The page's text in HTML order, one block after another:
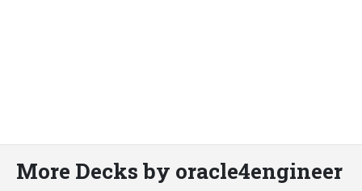
More Decks by oracle4engineer